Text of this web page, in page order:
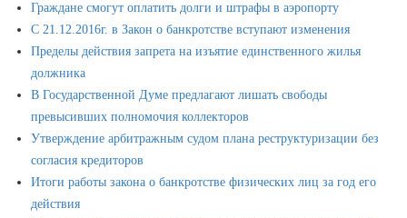
Граждане смогут оплатить долги и штрафы в аэропорту
С 21.12.2016г. в Закон о банкротстве вступают изменения
Пределы действия запрета на изъятие единственного жилья
должника
В Государственной Думе предлагают лишать свободы
превысивших полномочия коллекторов
Утверждение арбитражным судом плана реструктуризации без
согласия кредиторов
Итоги работы закона о банкротстве физических лиц за год его
действия